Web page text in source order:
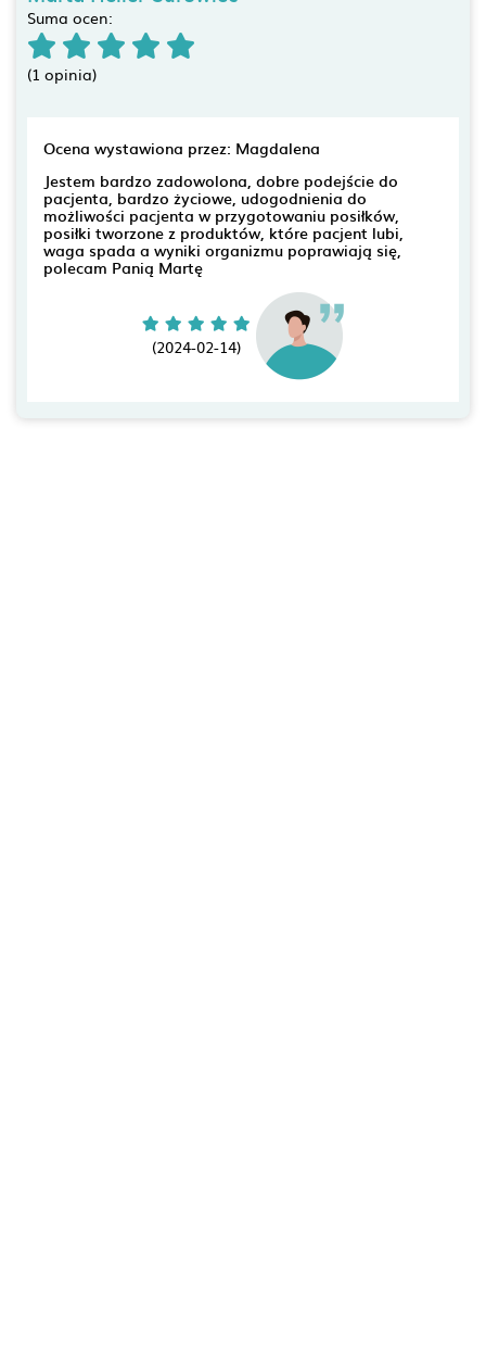
Suma ocen:
(1 opinia)
Ocena wystawiona przez: Magdalena
Jestem bardzo zadowolona, dobre podejście do
pacjenta, bardzo życiowe, udogodnienia do
możliwości pacjenta w przygotowaniu posiłków,
posiłki tworzone z produktów, które pacjent lubi,
waga spada a wyniki organizmu poprawiają się,
polecam Panią Martę
(2024-02-14)